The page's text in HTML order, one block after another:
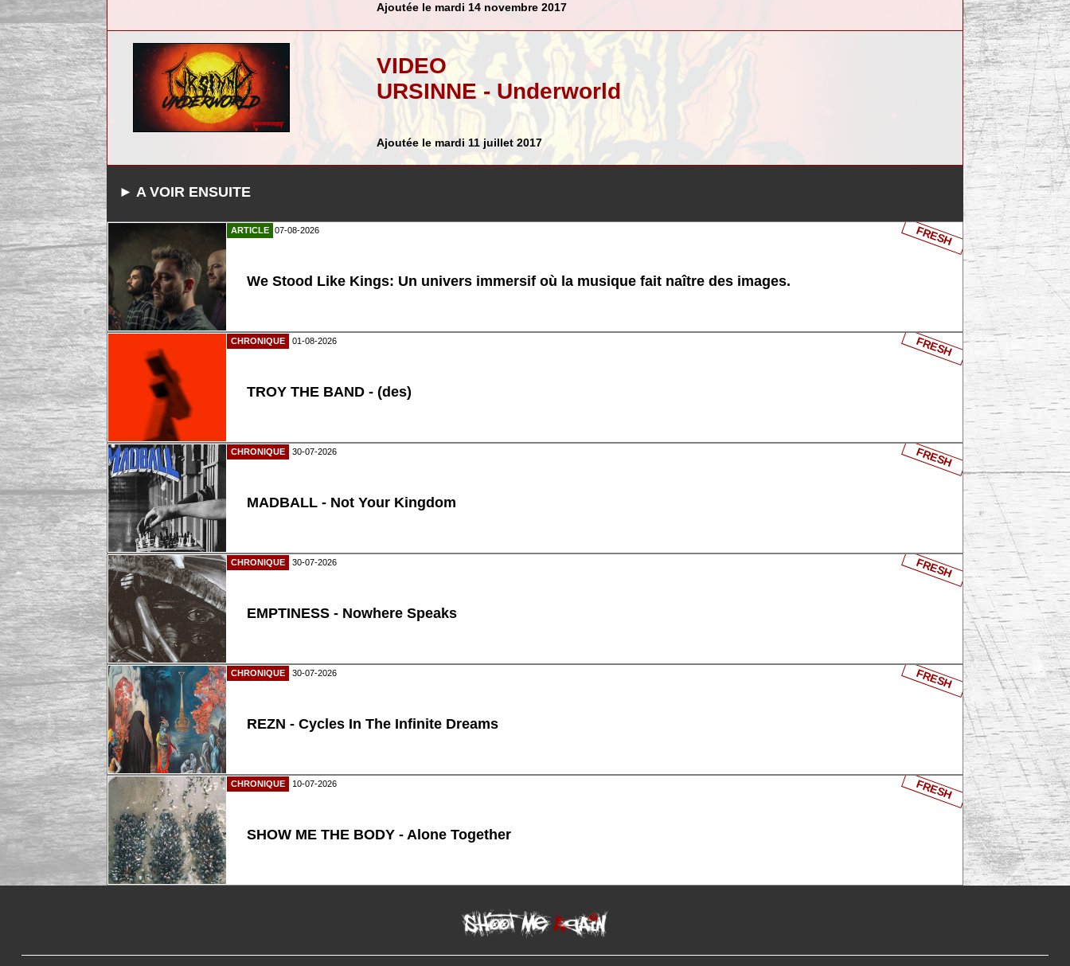
Ajoutée le mardi 14 novembre 2017
VIDEO
URSINNE - Underworld
Ajoutée le mardi 11 juillet 2017
► A VOIR ENSUITE
ARTICLE 07-08-2026
We Stood Like Kings: Un univers immersif où la musique fait naître des images.
FRESH
CHRONIQUE 01-08-2026
TROY THE BAND - (des)
FRESH
CHRONIQUE 30-07-2026
MADBALL - Not Your Kingdom
FRESH
CHRONIQUE 30-07-2026
EMPTINESS - Nowhere Speaks
FRESH
CHRONIQUE 30-07-2026
REZN - Cycles In The Infinite Dreams
FRESH
CHRONIQUE 10-07-2026
SHOW ME THE BODY - Alone Together
FRESH